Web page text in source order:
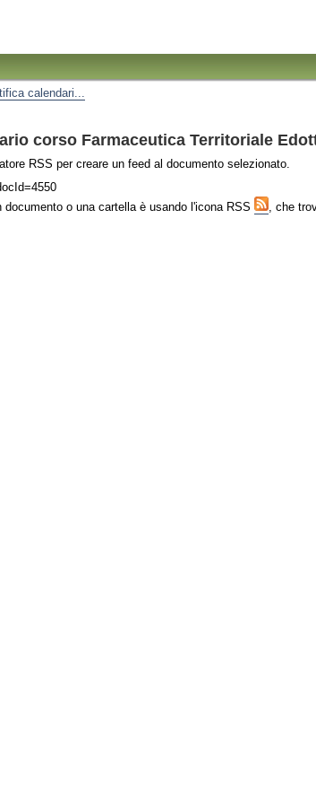
calendari...
corso Farmaceutica Territoriale
RSS per creare un feed al documento selezionato.
o una cartella è usando l'icona RSS
, che